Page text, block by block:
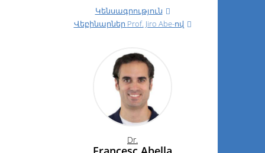
Կենսագրություն
Վեբինարներ Prof. Jiro Abe-ով
Dr.